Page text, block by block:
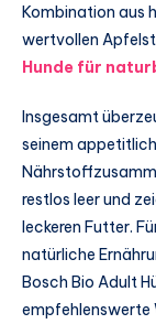
Kombination aus
wertvollen
Hunde für
Insgesamt
seinem
restlos leer und
leckeren Futter.
natürliche
Bosch Bio Adult
empfehlenswerte